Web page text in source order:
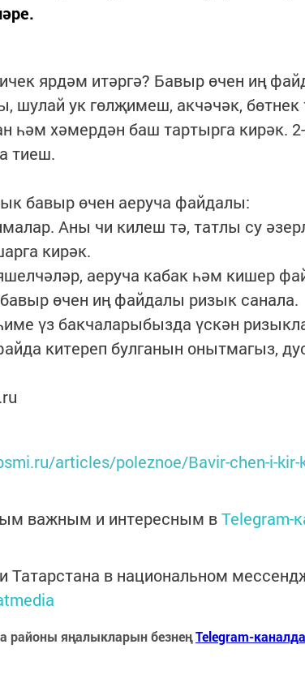
ярдәм итәргә? Бавыр өчен иң
шулай ук гөлҗимеш, акчәчәк,
һәм хәмердән баш тартырга кирәк.
тиеш.
бавыр өчен аеруча файдалы:
Аны чи килеш тә, татлы су
кирәк.
аеруча кабак һәм кишер
өчен иң файдалы ризык санала.
үз бакчаларыбызда үскән
китереп булганын онытмагыз,
articles/poleznoe/Bavir-chen-i-kir-
важным и интересным вTelegram-
Татарстана в национальном
районы яңалыкларын безнеңTelegram-